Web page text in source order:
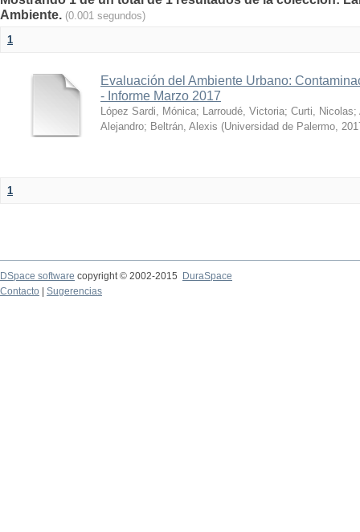
Ambiente. (0.001 segundos)
1
Evaluación del Ambiente Urbano:
- Informe Marzo 2017
López Sardi, Mónica; Larroudé, Victoria; Curti, Nicolas;
Alejandro; Beltrán, Alexis (Universidad de Palermo,
1
DSpace software copyright © 2002-2015
DuraSpace
Contacto
Sugerencias